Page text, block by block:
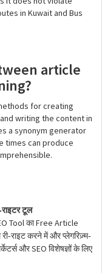
in Kuwait and Bus
article
for creating
writing the content in
a synonym generator
times can produce
राइटर टूल
ToolकाFree Article
री-राइट करने में और प्लेगरिज़्म-
औरSEO विशेषज्ञों के लिए